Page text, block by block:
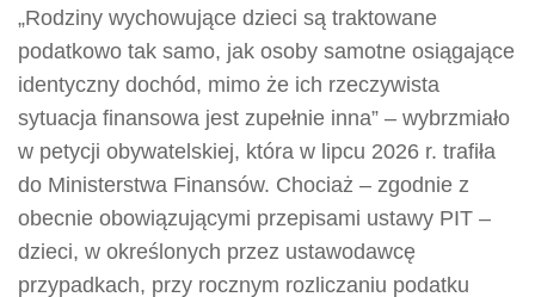
„Rodziny wychowujące dzieci są traktowane
podatkowo tak samo, jak osoby samotne osiągające
identyczny dochód, mimo że ich rzeczywista
sytuacja finansowa jest zupełnie inna” – wybrzmiało
w petycji obywatelskiej, która w lipcu 2026 r. trafiła
do Ministerstwa Finansów. Chociaż – zgodnie z
obecnie obowiązującymi przepisami ustawy PIT –
dzieci, w określonych przez ustawodawcę
przypadkach, przy rocznym rozliczaniu podatku